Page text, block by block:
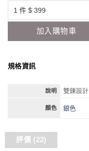
加入購物車
規格資訊
說明 雙鍊設計
顏色 銀色
評價 (22)